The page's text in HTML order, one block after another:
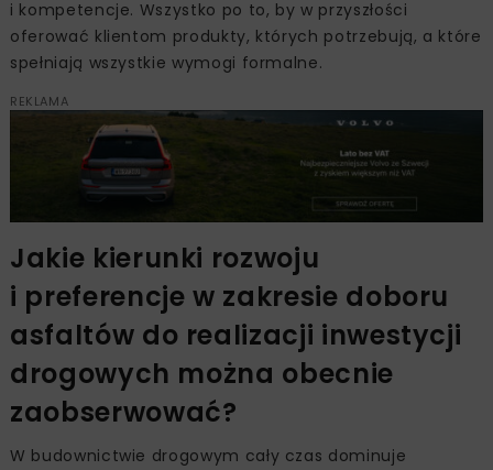
i kompetencje. Wszystko po to, by w przyszłości
oferować klientom produkty, których potrzebują, a które
spełniają wszystkie wymogi formalne.
REKLAMA
Jakie kierunki rozwoju
i preferencje w zakresie doboru
asfaltów do realizacji inwestycji
drogowych można obecnie
zaobserwować?
W budownictwie drogowym cały czas dominuje